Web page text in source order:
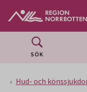
SÖK
Hud- och